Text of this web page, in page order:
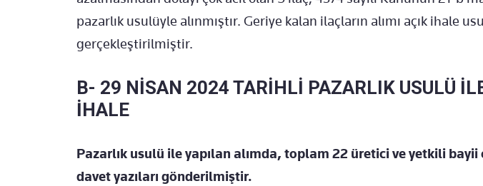
pazarlık usulüyle alınmıştır. Geriye kalan ilaçların alımı açık ihale
gerçekleştirilmiştir.
B- 29 NİSAN 2024 TARİHLİ PAZARLIK USULÜ
İHALE
Pazarlık usulü ile yapılan alımda, toplam 22 üretici ve yetkili
davet yazıları gönderilmiştir.